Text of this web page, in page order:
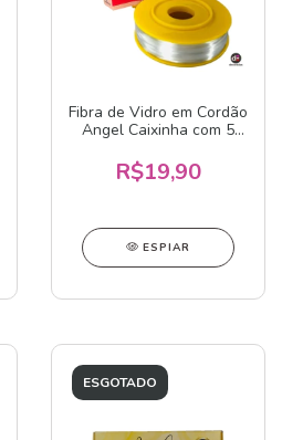
Fibra de Vidro em Cordão
Angel Caixinha com 5
R$19,90
ESPIAR
ESGOTADO